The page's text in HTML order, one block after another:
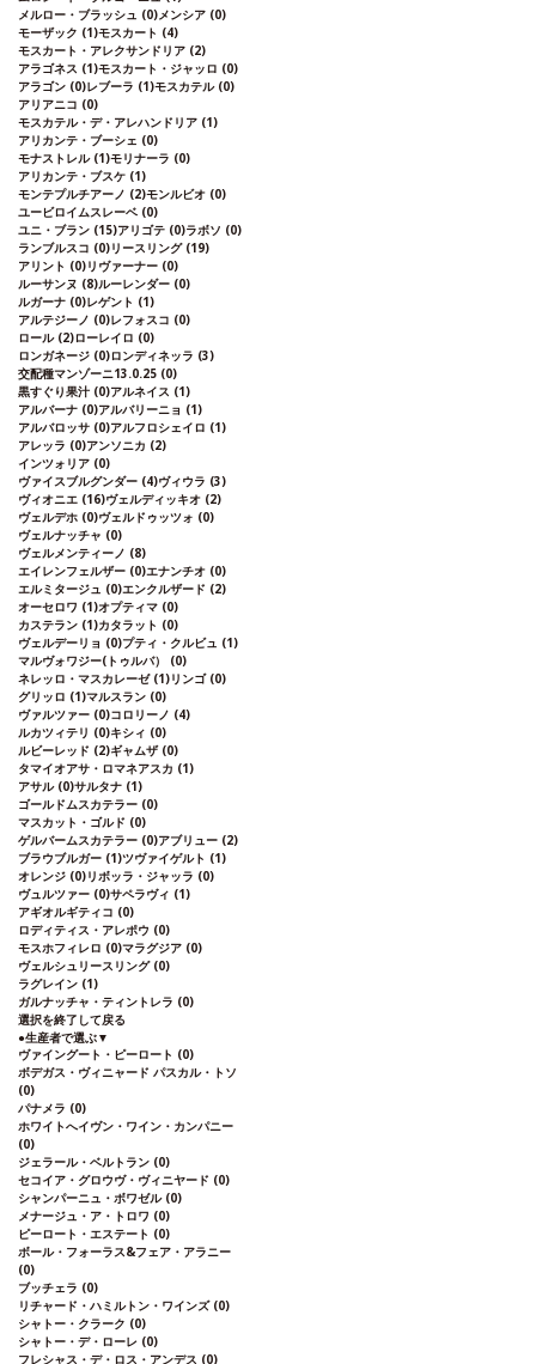
メルロー・ブラッシュ (0)メンシア (0)
モーザック (1)モスカート (4)
モスカート・アレクサンドリア (2)
アラゴネス (1)モスカート・ジャッロ (0)
アラゴン (0)レブーラ (1)モスカテル (0)
アリアニコ (0)
モスカテル・デ・アレハンドリア (1)
アリカンテ・ブーシェ (0)
モナストレル (1)モリナーラ (0)
アリカンテ・ブスケ (1)
モンテプルチアーノ (2)モンルビオ (0)
ユービロイムスレーベ (0)
ユニ・ブラン (15)アリゴテ (0)ラボソ (0)
ランブルスコ (0)リースリング (19)
アリント (0)リヴァーナー (0)
ルーサンヌ (8)ルーレンダー (0)
ルガーナ (0)レゲント (1)
アルテジーノ (0)レフォスコ (0)
ロール (2)ローレイロ (0)
ロンガネージ (0)ロンディネッラ (3)
交配種マンゾーニ13.0.25 (0)
黒すぐり果汁 (0)アルネイス (1)
アルバーナ (0)アルバリーニョ (1)
アルバロッサ (0)アルフロシェイロ (1)
アレッラ (0)アンソニカ (2)
インツォリア (0)
ヴァイスブルグンダー (4)ヴィウラ (3)
ヴィオニエ (16)ヴェルディッキオ (2)
ヴェルデホ (0)ヴェルドゥッツォ (0)
ヴェルナッチャ (0)
ヴェルメンティーノ (8)
エイレンフェルザー (0)エナンチオ (0)
エルミタージュ (0)エンクルザード (2)
オーセロワ (1)オプティマ (0)
カステラン (1)カタラット (0)
ヴェルデーリョ (0)プティ・クルビュ (1)
マルヴォワジー(トゥルバ） (0)
ネレッロ・マスカレーゼ (1)リンゴ (0)
グリッロ (1)マルスラン (0)
ヴァルツァー (0)コロリーノ (4)
ルカツィテリ (0)キシィ (0)
ルビーレッド (2)ギャムザ (0)
タマイオアサ・ロマネアスカ (1)
アサル (0)サルタナ (1)
ゴールドムスカテラー (0)
マスカット・ゴルド (0)
ゲルバームスカテラー (0)アブリュー (2)
ブラウブルガー (1)ツヴァイゲルト (1)
オレンジ (0)リボッラ・ジャッラ (0)
ヴュルツァー (0)サペラヴィ (1)
アギオルギティコ (0)
ロディティス・アレポウ (0)
モスホフィレロ (0)マラグジア (0)
ヴェルシュリースリング (0)
ラグレイン (1)
ガルナッチャ・ティントレラ (0)
選択を終了して戻る
●生産者で選ぶ▼
ヴァイングート・ピーロート (0)
ボデガス・ヴィニャード パスカル・トソ
(0)
パナメラ (0)
ホワイトへイヴン・ワイン・カンパニー
(0)
ジェラール・ベルトラン (0)
セコイア・グロウヴ・ヴィニヤード (0)
シャンパーニュ・ボワゼル (0)
メナージュ・ア・トロワ (0)
ピーロート・エステート (0)
ボール・フォーラス&フェア・アラニー
(0)
ブッチェラ (0)
リチャード・ハミルトン・ワインズ (0)
シャトー・クラーク (0)
シャトー・デ・ローレ (0)
フレシャス・デ・ロス・アンデス (0)